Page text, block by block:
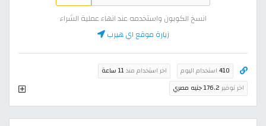
انسخ الكوبون واستخدمه عند انهاء عملية الشراء
زيارة موقع اي هيرب
410 استخدام اليوم اخر استخدام منذ11 ساعة
اخر توفير 176.2 جنيه مصري